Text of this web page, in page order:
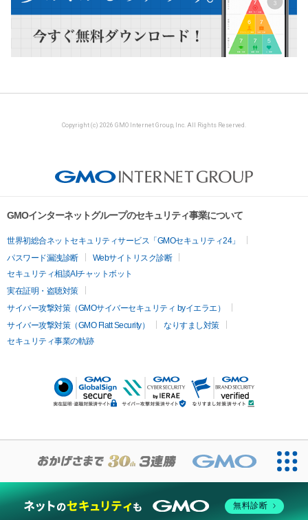
Copyright (c) 2026 GMO Internet Group, Inc. All Rights Reserved.
GMOインターネットグループのセキュリティ事業について
世界初総合ネットセキュリティサービス「GMOセキュリティ24」
パスワード漏洩診断
Webサイトリスク診断
セキュリティ相談AIチャットボット
実在証明・盗聴対策
サイバー攻撃対策（GMOサイバーセキュリティ byイエラエ）
サイバー攻撃対策（GMO Flatt Security）
なりすまし対策
セキュリティ事業の軌跡
無料診断